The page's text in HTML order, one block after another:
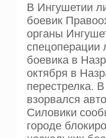
В Ингушетии
боевик
органы
спецоперации
боевика в
октября в
перестрелка.
взорвался
Силовики
городе